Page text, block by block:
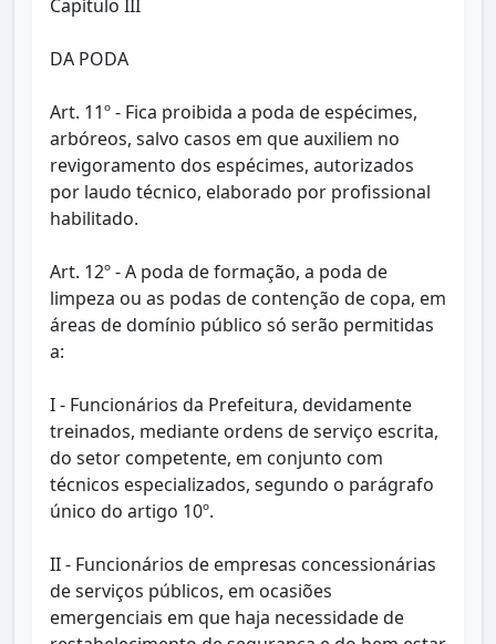
Capítulo III
DA PODA
Art. 11º - Fica proibida a poda de espécimes,
arbóreos, salvo casos em que auxiliem no
revigoramento dos espécimes, autorizados
por laudo técnico, elaborado por profissional
habilitado.
Art. 12º - A poda de formação, a poda de
limpeza ou as podas de contenção de copa, em
áreas de domínio público só serão permitidas
a:
I - Funcionários da Prefeitura, devidamente
treinados, mediante ordens de serviço escrita,
do setor competente, em conjunto com
técnicos especializados, segundo o parágrafo
único do artigo 10º.
II - Funcionários de empresas concessionárias
de serviços públicos, em ocasiões
emergenciais em que haja necessidade de